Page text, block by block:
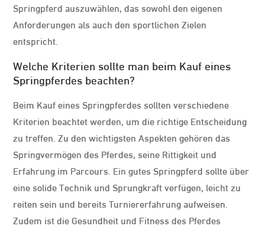
Springpferd auszuwählen, das sowohl den eigenen
Anforderungen als auch den sportlichen Zielen
entspricht.
Welche Kriterien sollte man beim Kauf eines
Springpferdes beachten?
Beim Kauf eines Springpferdes sollten verschiedene
Kriterien beachtet werden, um die richtige Entscheidung
zu treffen. Zu den wichtigsten Aspekten gehören das
Springvermögen des Pferdes, seine Rittigkeit und
Erfahrung im Parcours. Ein gutes Springpferd sollte über
eine solide Technik und Sprungkraft verfügen, leicht zu
reiten sein und bereits Turniererfahrung aufweisen.
Zudem ist die Gesundheit und Fitness des Pferdes